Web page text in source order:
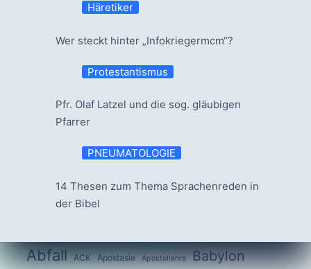
Häretiker
Wer steckt hinter „Infokriegermcm“?
Protestantismus
Pfr. Olaf Latzel und die sog. gläubigen
Pfarrer
PNEUMATOLOGIE
14 Thesen zum Thema Sprachenreden in
der Bibel
Abfall ACK Apostasie Apostellehre Babylon